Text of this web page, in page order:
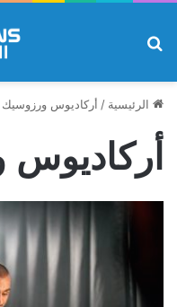
الرئيسية / أركاديوس ورزوسيك